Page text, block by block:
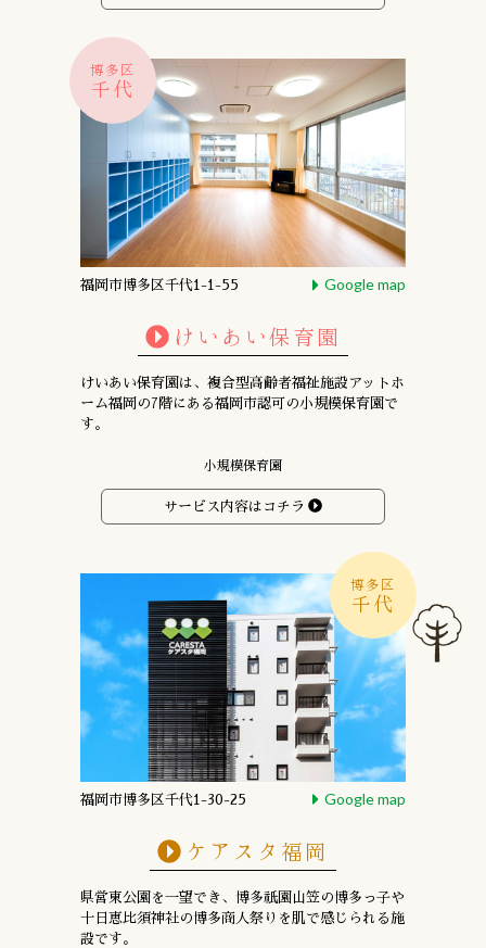
福岡市博多区千代1-1-55 Google map
博多区
千代
けいあい保育園
けいあい保育園は、複合型高齢者福祉施設アットホ
ーム福岡の7階にある福岡市認可の小規模保育園で
す。
小規模保育園
サービス内容はコチラ
福岡市博多区千代1-30-25 Google map
博多区
千代
ケアスタ福岡
県営東公園を一望でき、 博多祇園山笠の博多っ子や
十日恵比須神社の博多商人祭りを肌で感じられる施
設です。